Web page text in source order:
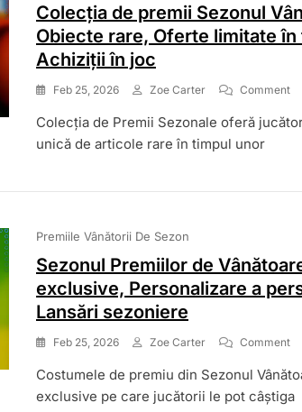
Colecția de premii Sezonul
Obiecte rare, Oferte limitate în
Achiziții în joc
Feb 25, 2026 Zoe Carter CommentOn
În
Colecția de Premii Sezonale oferă
unică de articole rare în timpul unor
Premiile Vânătorii De Sezon
Sezonul Premiilor de
exclusive, Personalizare a
Lansări sezoniere
Feb 25, 2026 Zoe Carter CommentOn
De
Costumele de premiu din Sezonul
exclusive pe care jucătorii le pot câștiga